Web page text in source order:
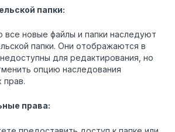
папки:
все новые файлы и папки наследуют
папки. Они отображаются в
для редактирования, но
опцию наследования
прав.
права: